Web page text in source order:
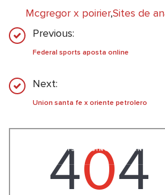
Mcgregor x poirier,Sites de
Previous:
Federal sports aposta online
Next:
Union santa fe x oriente petrolero